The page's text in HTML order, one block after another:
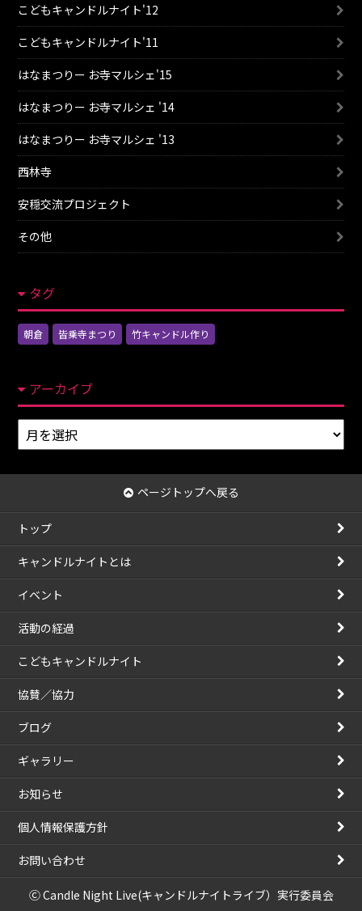
こどもキャンドルナイト'12
こどもキャンドルナイト'11
はなまつりー お寺マルシェ'15
はなまつりー お寺マルシェ '14
はなまつりー お寺マルシェ '13
西林寺
安穏交流プロジェクト
その他
タグ
朝倉 皆乗寺まつり 竹キャンドル作り
アーカイブ
ア
ー
ブ
ページトップへ戻る
トップ
キャンドルナイトとは
イベント
活動の経過
こどもキャンドルナイト
協賛／協力
ブログ
ギャラリー
お知らせ
個人情報保護方針
お問い合わせ
Ⓒ Candle Night Live(キャンドルナイトライブ）実行委員会